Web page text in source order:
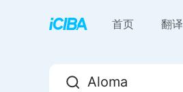
首页 翻译